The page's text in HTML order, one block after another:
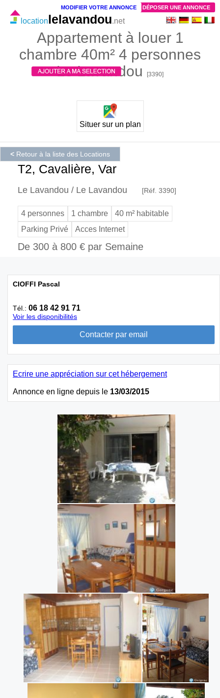
Appartement à louer 1
chambre 40m² 4 personnes
Le Lavandou
[3390]
locationlelavandou.net
Situer sur un plan
< Retour à la liste des Locations
T2, Cavalière, Var
Le Lavandou / Le Lavandou [Réf. 3390]
4 personnes 1 chambre
40 m² habitable
Parking Privé
Acces Internet
De 300 à 800 € par Semaine
CIOFFI Pascal
Tél.: 06 18 42 91 71
Voir les disponibilités
Ecrire une appréciation sur cet hébergement
Annonce en ligne depuis le 13/03/2015
DÉPOSER UNE ANNONCE
MODIFIER VOTRE ANNONCE